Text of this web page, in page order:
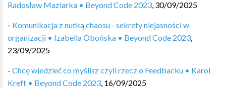
Radosław Maziarka • Beyond Code 2023, 30/09/2025
- Komunikacja z nutką chaosu - sekrety niejasności w
organizacji • Izabella Obońska • Beyond Code 2023,
23/09/2025
- Chcę wiedzieć co myślisz czyli rzecz o Feedbacku • Karol
Kreft • Beyond Code 2023, 16/09/2025